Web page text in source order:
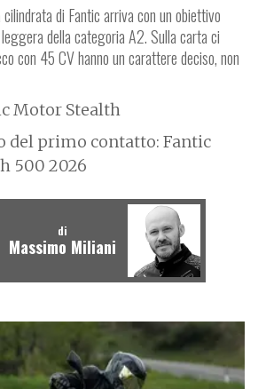
di Fantic arriva con un obiettivo
della categoria A2. Sulla carta ci
con 45 CV hanno un carattere deciso, non
Motor Stealth
del primo contatto: Fantic
500 2026
di
Massimo Miliani